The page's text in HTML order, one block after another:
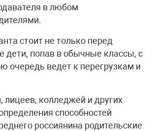
в любом
стоит не только перед
дети, попав в обычные классы, с
очередь ведет к перегрузкам и
лицеев, колледжей и других
способностей
россиянина родительские